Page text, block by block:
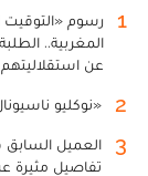
1
رسوم «التوقيت
المغربية..
عن استقلاليتهم
2 «نوكليو
3
العميل
تفاصيل مثيرة